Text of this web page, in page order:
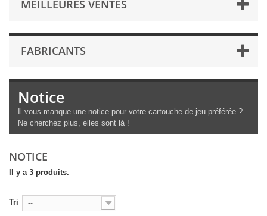
MEILLEURES VENTES
FABRICANTS
Notice
Il vous manque une notice pour votre cartouche de jeu préférée ?
Ne cherchez plus, elles sont là !
NOTICE
Il y a 3 produits.
Tri --